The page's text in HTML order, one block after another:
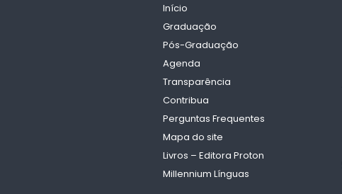
Início
Graduação
Pós-Graduação
Agenda
Transparência
Contribua
Perguntas Frequentes
Mapa do site
Livros – Editora Proton
Millennium Línguas